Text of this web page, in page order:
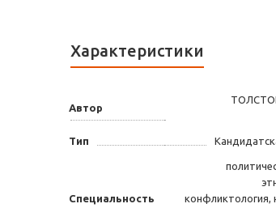
Характеристики
Автор
Тип
Специальность
конфликтология,